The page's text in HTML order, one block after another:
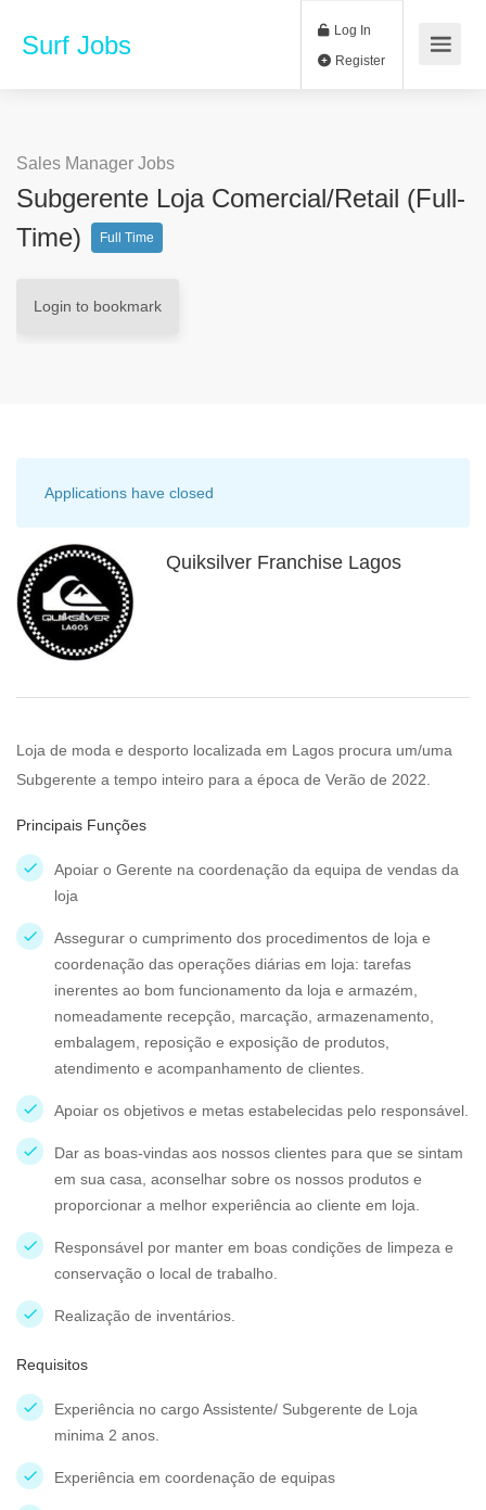
Surf Jobs Log In
Sales Manager Jobs
Subgerente Loja Comercial/retail (full-
Time)
Full Time
Login to bookmark
Applications have closed
Quiksilver Franchise Lagos
Loja de moda e desporto localizada em Lagos procura um/uma
Subgerente a tempo inteiro para a época de Verão de 2022.
Principais Funções
Apoiar o Gerente na coordenação da equipa de vendas da
loja
Assegurar o cumprimento dos procedimentos de loja e
coordenação das operações diárias em loja: tarefas
inerentes ao bom funcionamento da loja e armazém,
nomeadamente recepção, marcação, armazenamento,
embalagem, reposição e exposição de produtos,
atendimento e acompanhamento de clientes.
Apoiar os objetivos e metas estabelecidas pelo responsável.
Dar as boas-vindas aos nossos clientes para que se sintam
em sua casa, aconselhar sobre os nossos produtos e
proporcionar a melhor experiência ao cliente em loja.
Responsável por manter em boas condições de limpeza e
conservação o local de trabalho.
Realização de inventários.
Requisitos
Experiência no cargo Assistente/ Subgerente de Loja
minima 2 anos.
Experiência em coordenação de equipas